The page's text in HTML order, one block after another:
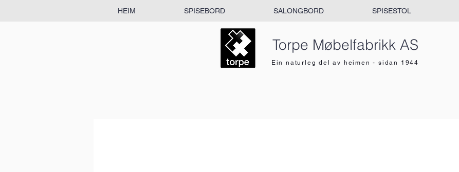
HEIM SPISEBORD SALONGBORD SPISESTOL
Torpe Møbelfabrikk AS
Ein naturleg del av heimen - sidan 1944